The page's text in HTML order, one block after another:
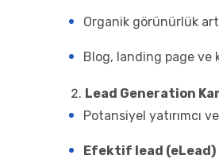
Organik görünürlük
Blog, landing page ve
Lead Generation
Potansiyel yatırımcı
Efektif lead (eLead)